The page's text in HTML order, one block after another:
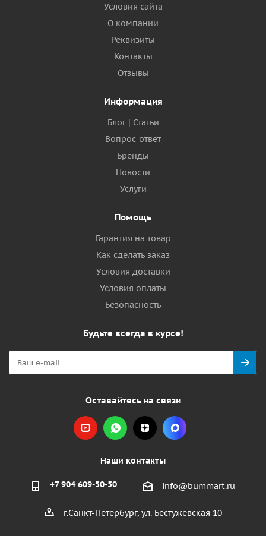
Условия сайта
О компании
Реквизиты
Контакты
Отзывы
Информация
Блог | Статьи
Вопрос-ответ
Бренды
Новости
Услуги
Помощь
Гарантия на товар
Как сделать заказ
Условия доставки
Условия оплаты
Безопасность
Будьте всегда в курсе!
Оставайтесь на связи
Наши контакты
+7 904 609-50-50 info@bummart.ru
г.Санкт-Петербург, ул. Бестужевская 10